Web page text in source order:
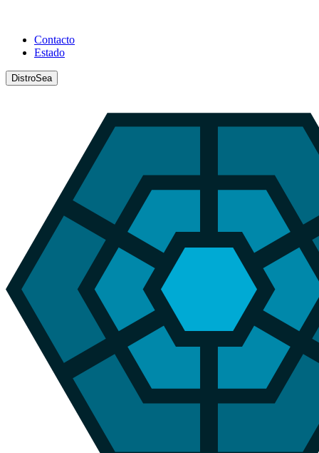
Contacto
Estado
DistroSea